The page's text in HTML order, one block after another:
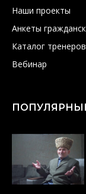
Наши проекты
Анкеты
Каталог тренеров
Вебинар